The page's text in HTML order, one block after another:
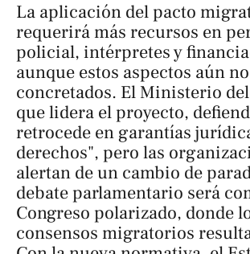
La aplicación del pacto
requerirá más recursos en
policial, intérpretes y
aunque estos aspectos aún
concretados. El Ministerio
que lidera el proyecto,
retrocede en garantías
derechos", pero las
alertan de un cambio de
debate parlamentario será
Congreso polarizado, donde
consensos migratorios